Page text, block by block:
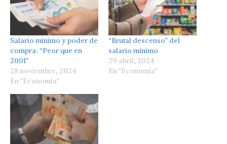
Salario mínimo y poder de
compra: “Peor que en
2001”
28 noviembre, 2024
En "Economía"
“Brutal descenso” del
salario mínimo
29 abril, 2024
En "Economía"